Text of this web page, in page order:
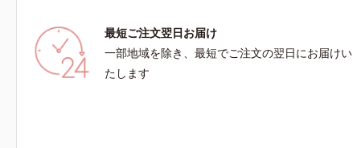
最短ご注文翌日お届け
一部地域を除き、最短でご注文の翌日にお届けい
たします